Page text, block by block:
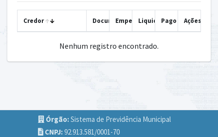
Credor DocumentoEmpenhadoLiquidado
Pago Ações
Nenhum registro encontrado.
Órgão:Sistema de Previdência Municipal
CNPJ:92.913.581/0001-70